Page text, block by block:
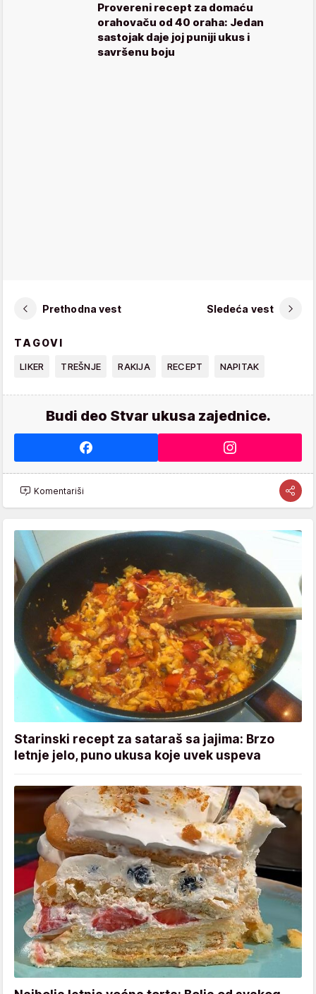
Provereni recept za domaću
orahovaču od 40 oraha: Jedan
sastojak daje joj puniji ukus i
savršenu boju
Prethodna vest Sledeća vest
TAGOVI
LIKER TREŠNJE RAKIJA RECEPT NAPITAK
Budi deo Stvar ukusa zajednice.
Komentariši
Starinski recept za sataraš sa jajima: Brzo
letnje jelo, puno ukusa koje uvek uspeva